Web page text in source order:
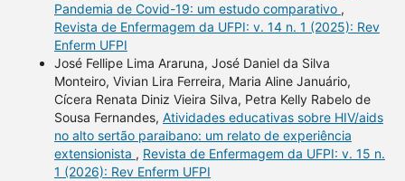
Pandemia de Covid-19: um estudo comparativo ,
Revista de Enfermagem da UFPI: v. 14 n. 1 (2025): Rev
Enferm UFPI
José Fellipe Lima Araruna, José Daniel da Silva
Monteiro, Vivian Lira Ferreira, Maria Aline Januário,
Cícera Renata Diniz Vieira Silva, Petra Kelly Rabelo de
Sousa Fernandes, Atividades educativas sobre HIV/aids
no alto sertão paraibano: um relato de experiência
extensionista , Revista de Enfermagem da UFPI: v. 15 n.
1 (2026): Rev Enferm UFPI